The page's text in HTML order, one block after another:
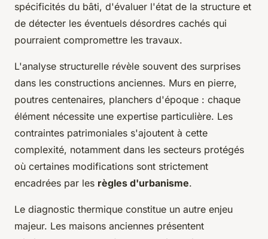
spécificités du bâti, d'évaluer l'état de la structure et
de détecter les éventuels désordres cachés qui
pourraient compromettre les travaux.
L'analyse structurelle révèle souvent des surprises
dans les constructions anciennes. Murs en pierre,
poutres centenaires, planchers d'époque : chaque
élément nécessite une expertise particulière. Les
contraintes patrimoniales s'ajoutent à cette
complexité, notamment dans les secteurs protégés
où certaines modifications sont strictement
encadrées par les règles d'urbanisme.
Le diagnostic thermique constitue un autre enjeu
majeur. Les maisons anciennes présentent